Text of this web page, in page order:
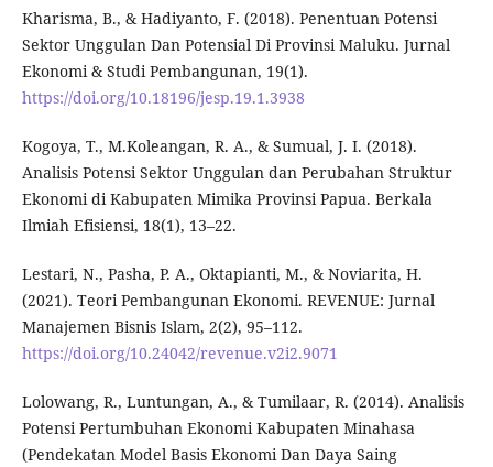
Kharisma, B., & Hadiyanto, F. (2018). Penentuan Potensi
Sektor Unggulan Dan Potensial Di Provinsi Maluku. Jurnal
Ekonomi & Studi Pembangunan, 19(1).
https://doi.org/10.18196/jesp.19.1.3938
Kogoya, T., M.Koleangan, R. A., & Sumual, J. I. (2018).
Analisis Potensi Sektor Unggulan dan Perubahan Struktur
Ekonomi di Kabupaten Mimika Provinsi Papua. Berkala
Ilmiah Efisiensi, 18(1), 13–22.
Lestari, N., Pasha, P. A., Oktapianti, M., & Noviarita, H.
(2021). Teori Pembangunan Ekonomi. REVENUE: Jurnal
Manajemen Bisnis Islam, 2(2), 95–112.
https://doi.org/10.24042/revenue.v2i2.9071
Lolowang, R., Luntungan, A., & Tumilaar, R. (2014). Analisis
Potensi Pertumbuhan Ekonomi Kabupaten Minahasa
(Pendekatan Model Basis Ekonomi Dan Daya Saing